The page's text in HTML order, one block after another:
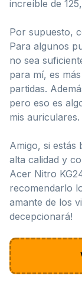
increíble de
Por supuesto,
Para algunos
no sea
para mí, es
partidas.
pero eso es
mis auriculares.
Amigo, si estás
alta calidad y
Acer Nitro
recomendarlo
amante de los
decepcionará!